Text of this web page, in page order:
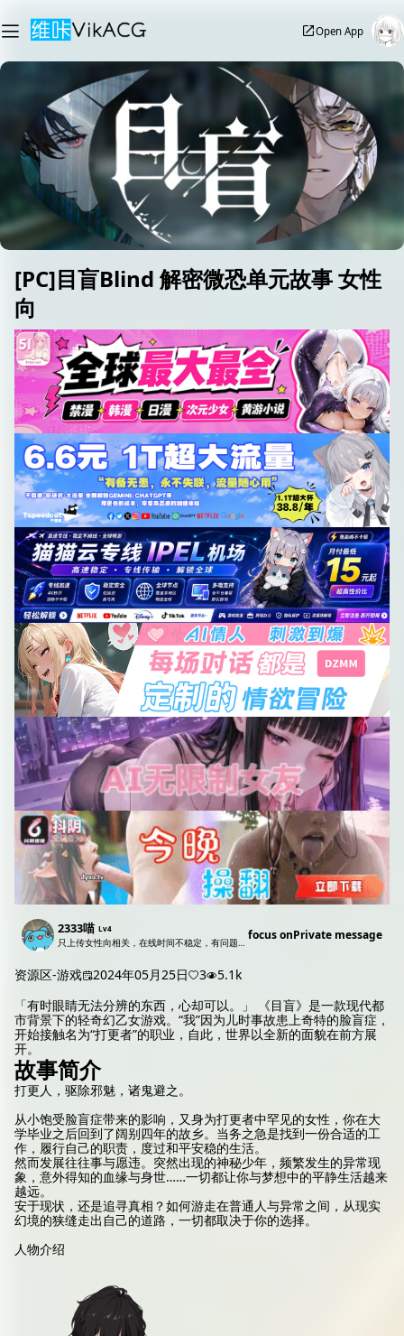
Open App
[PC]目盲Blind 解密微恐单元故事 女性
向
2333喵 Lv4
只上传女性向相关，在线时间不稳定，有问题直接问，没回复请私信。
focus onPrivate message
资源区-游戏 2024年05月25日 3
5.1k
「有时眼睛无法分辨的东西，心却可以。」 《目盲》是一款现代都
市背景下的轻奇幻乙女游戏。“我”因为儿时事故患上奇特的脸盲症，
开始接触名为“打更者”的职业，自此，世界以全新的面貌在前方展
开。
故事简介
打更人，驱除邪魅，诸鬼避之。
从小饱受脸盲症带来的影响，又身为打更者中罕见的女性，你在大
学毕业之后回到了阔别四年的故乡。当务之急是找到一份合适的工
作，履行自己的职责，度过和平安稳的生活。
然而发展往往事与愿违。突然出现的神秘少年，频繁发生的异常现
象，意外得知的血缘与身世……一切都让你与梦想中的平静生活越来
越远。
安于现状，还是追寻真相？如何游走在普通人与异常之间，从现实
幻境的狭缝走出自己的道路，一切都取决于你的选择。
人物介绍